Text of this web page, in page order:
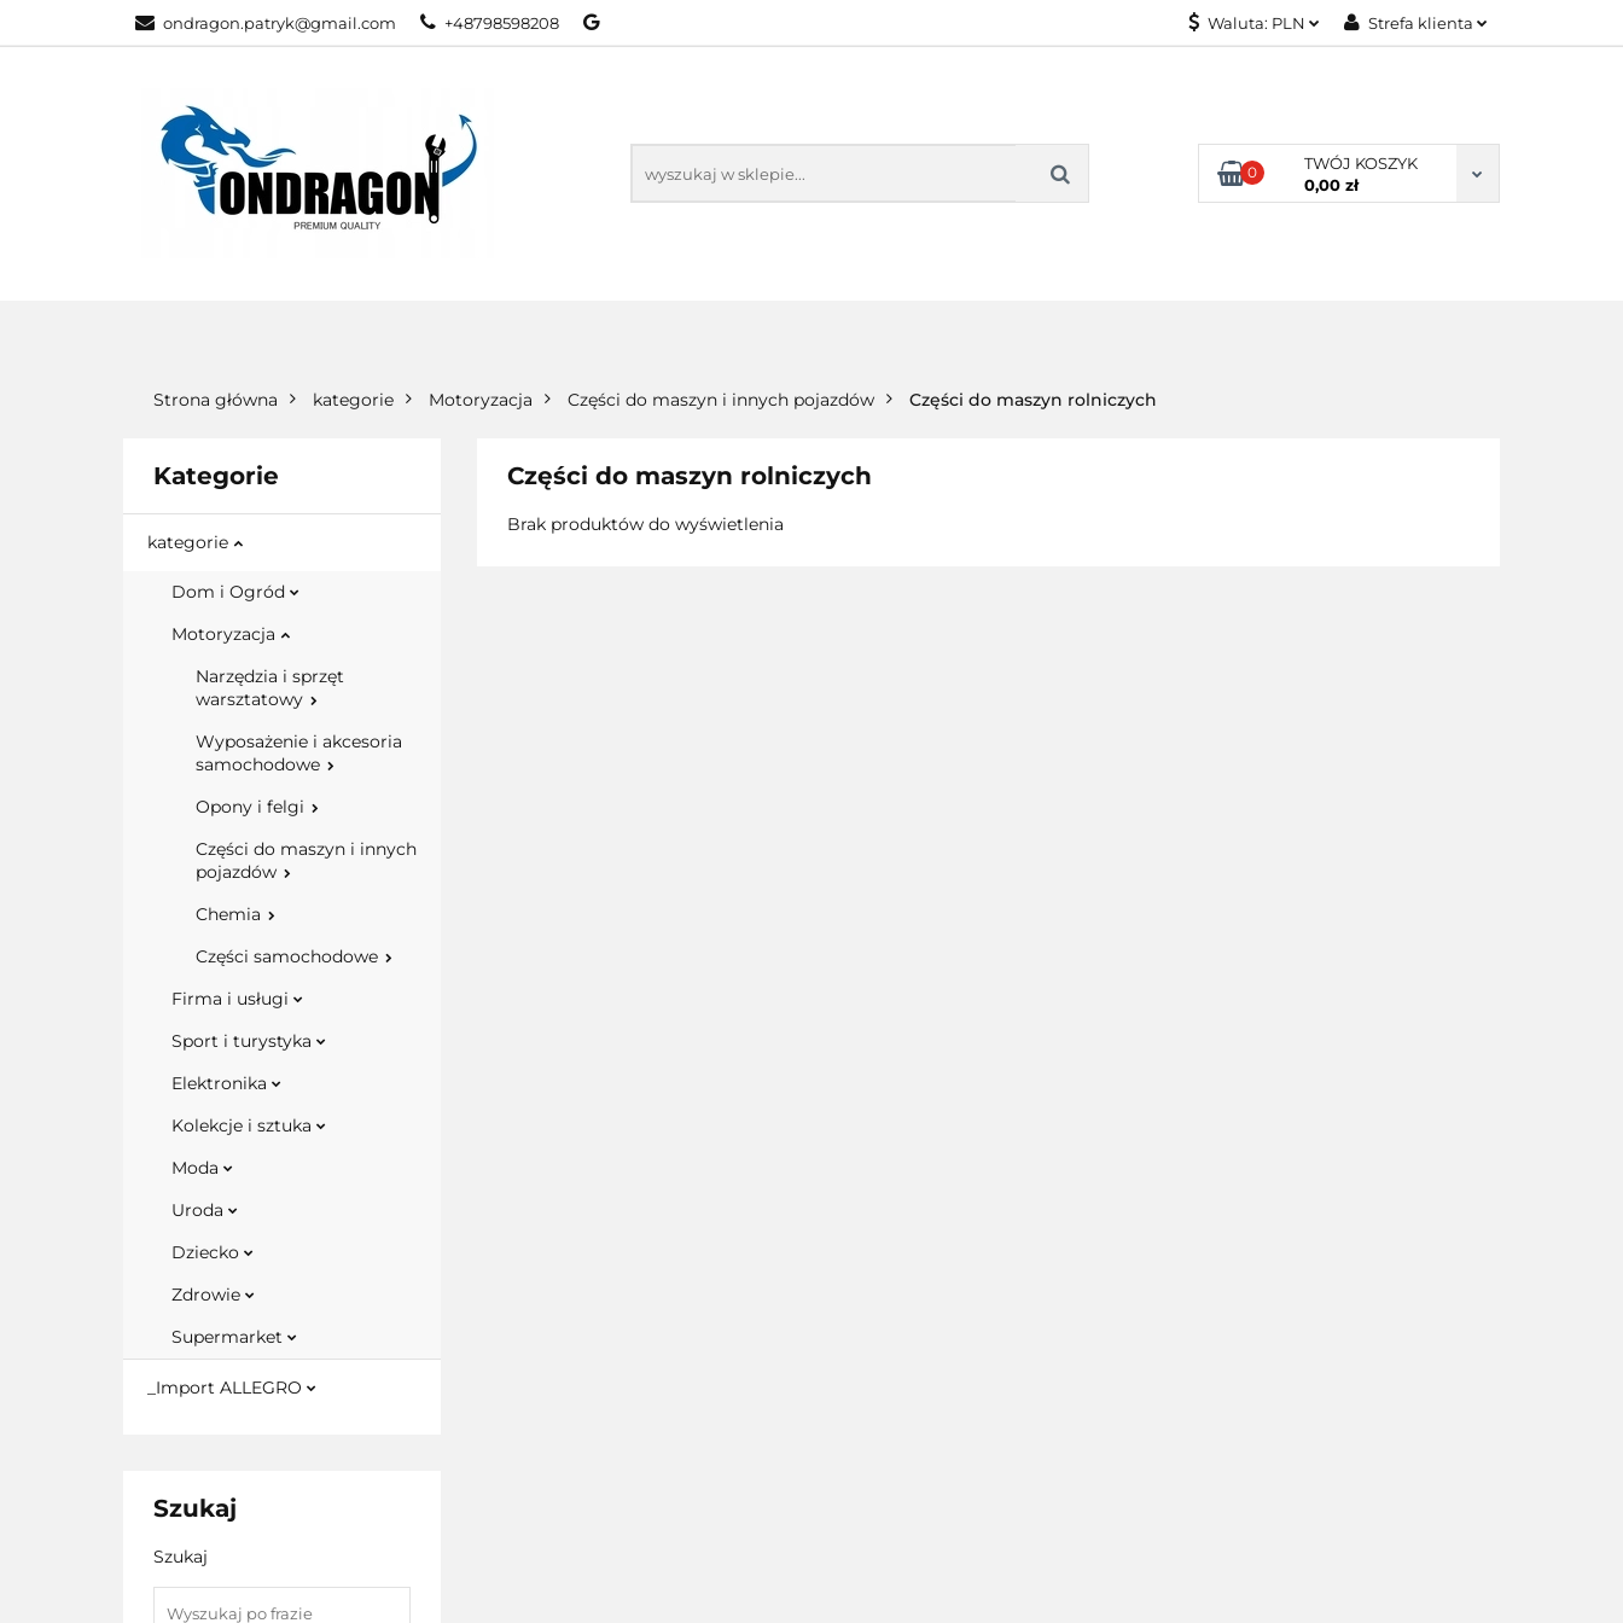
ondragon.patryk@gmail.com +48798598208 Waluta: PLN Strefa klienta
Dodaj zgłoszenie
Zgody cookies
0
TWÓJ KOSZYK
0,00 zł
KATEGORIE NOWOŚCI KONTAKT
Strona główna kategorie Motoryzacja Części do maszyn i innych pojazdów Części do maszyn rolniczych
Kategorie
kategorie
Dom i Ogród
Motoryzacja
Narzędzia i sprzęt
warsztatowy
Wyposażenie i akcesoria
samochodowe
Opony i felgi
Części do maszyn i innych
pojazdów
Chemia
Części samochodowe
Firma i usługi
Sport i turystyka
Elektronika
Kolekcje i sztuka
Moda
Uroda
Dziecko
Zdrowie
Supermarket
_Import ALLEGRO
Szukaj
Szukaj
Części do maszyn rolniczych
Brak produktów do wyświetlenia